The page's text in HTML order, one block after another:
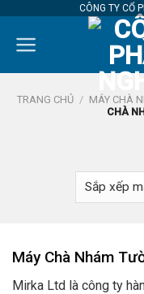
content
CÔNG TY CỔ
TRANG CHỦ / MÁY CHÀ
CHÀ
Máy Chà Nhám
Mirka Ltd là công ty